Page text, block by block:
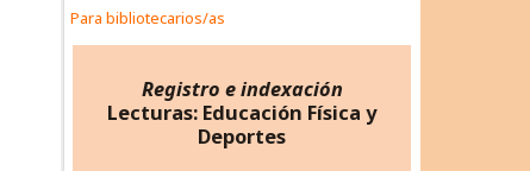
Para bibliotecarios/as
Registro e indexación
Lecturas: Educación Física y
Deportes